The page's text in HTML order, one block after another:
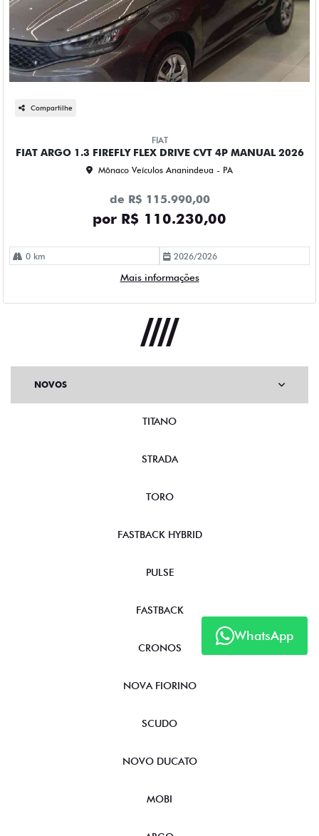
Compartilhe
FIAT
FIAT ARGO 1.3 FIREFLY FLEX DRIVE CVT 4P MANUAL 2026
Mônaco Veículos Ananindeua - PA
de R$ 115.990,00
por R$ 110.230,00
0 km 2026/2026
Mais informações
WhatsApp
NOVOS
TITANO
STRADA
TORO
FASTBACK HYBRID
PULSE
FASTBACK
CRONOS
NOVA FIORINO
SCUDO
NOVO DUCATO
MOBI